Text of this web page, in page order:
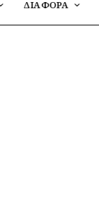
ΔΙΑΦΟΡΑ